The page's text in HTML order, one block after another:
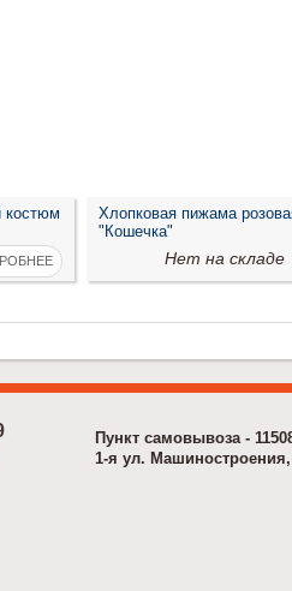
костюм
Хлопковая пижама
"Кошечка"
Нет на складе
Пункт самовывоза -
1-я ул.